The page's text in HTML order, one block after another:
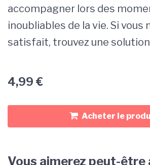
accompagner lors des
inoubliables de la vie. Si vous
satisfait, trouvez une solution
4,99 €
Acheter le
Vous aimerez peut-